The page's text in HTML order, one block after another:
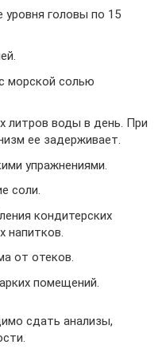
головы по 15
морской солью
литров воды в день. При
ее задерживает.
упражнениями.
соли.
кондитерских
напитков.
от отеков.
помещений.
сдать анализы,